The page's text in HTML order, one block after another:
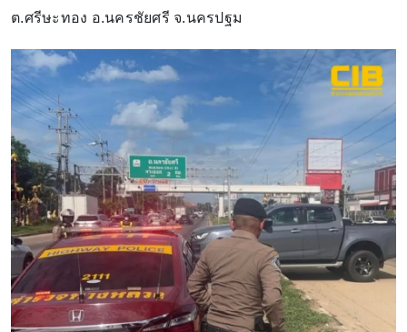
ต.ศรีษะทอง อ.นครชัยศรี จ.นครปฐม